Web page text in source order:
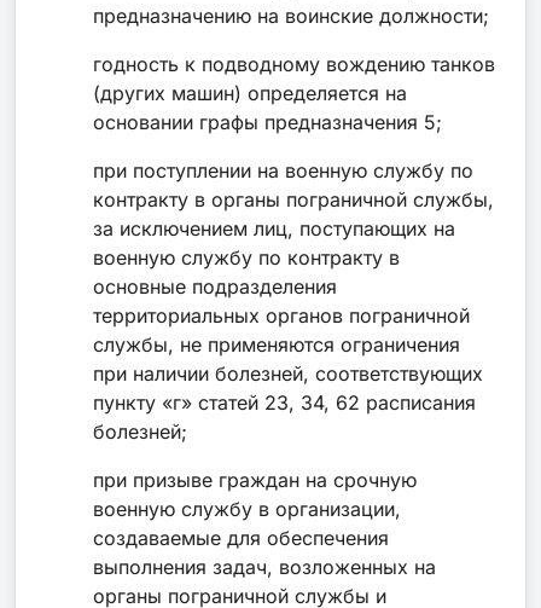
предназначению на воинские должности;
годность к подводному вождению танков
(других машин) определяется на
основании графы предназначения 5;
при поступлении на военную службу по
контракту в органы пограничной службы,
за исключением лиц, поступающих на
военную службу по контракту в
основные подразделения
территориальных органов пограничной
службы, не применяются ограничения
при наличии болезней, соответствующих
пункту «г» статей 23, 34, 62 расписания
болезней;
при призыве граждан на срочную
военную службу в организации,
создаваемые для обеспечения
выполнения задач, возложенных на
органы пограничной службы и